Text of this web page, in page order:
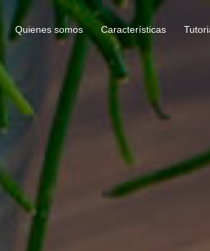
Quienes somos Características